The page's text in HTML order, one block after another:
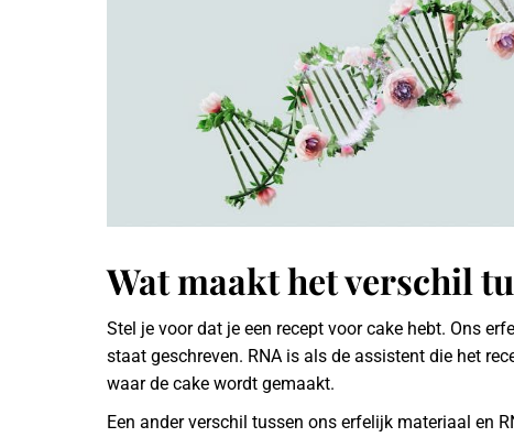
Wat maakt het verschil
Stel je voor dat je een recept voor cake hebt. Ons
staat geschreven. RNA is als de assistent die het
waar de cake wordt gemaakt.
Een ander verschil tussen ons erfelijk materiaal en